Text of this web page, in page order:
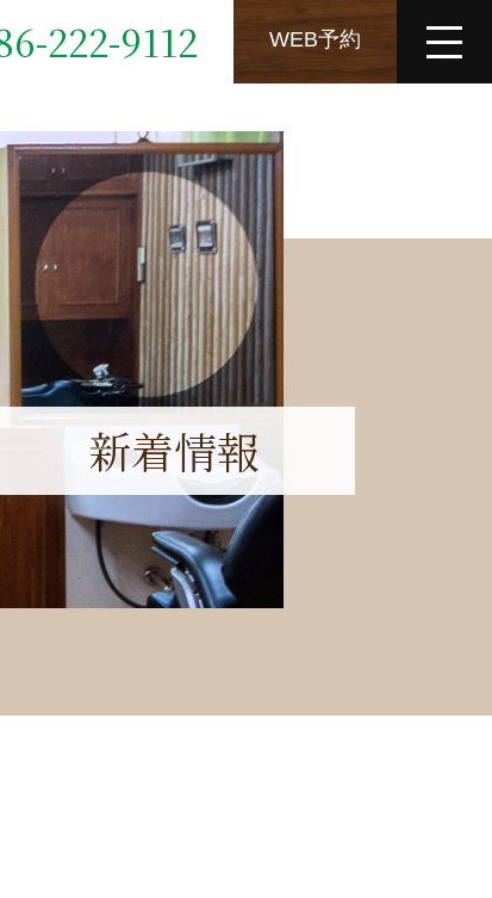
222-9112 WEB予約
新着情報